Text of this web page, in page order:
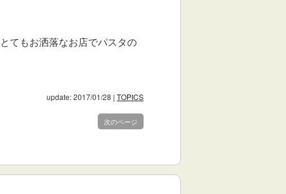
とてもお洒落なお店でパスタの
update: 2017/01/28 | TOPICS
次のページ